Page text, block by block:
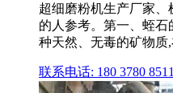
超细磨粉机生产厂家
的人参考。第一、蛭
种天然、无毒的矿物质
联系电话: 180 3780 8511